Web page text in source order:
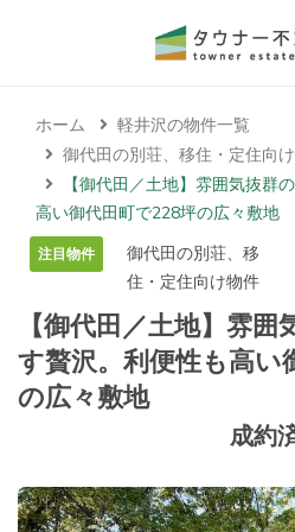
(物件種別から選ぶ)
(価格帯から選ぶ)
(コラム・移住者の声)
(お問い合わせ)
ホーム
軽井沢の物件一覧
御代田の別荘、移住・定住向
【御代田／土地】雰囲気抜群
高い御代田町で228坪の広々敷地
注目物件
御代田の別荘、移
住・定住向け物件
【御代田／土地】雰
す贅沢。利便性も高い
の広々敷地
成約